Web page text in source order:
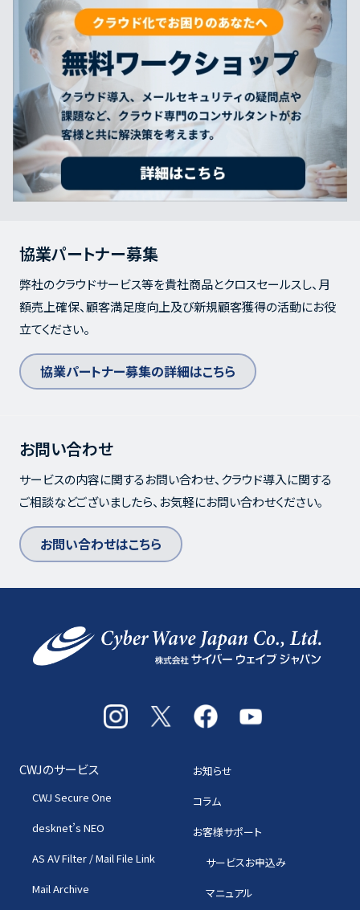
協業パートナー募集
弊社のクラウドサービス等を貴社商品とクロスセールスし、月
額売上確保、顧客満足度向上及び新規顧客獲得の活動にお役
立てください。
協業パートナー募集の詳細はこちら
お問い合わせ
サービスの内容に関するお問い合わせ、クラウド導入に関する
ご相談などございましたら、お気軽にお問い合わせください｡
お問い合わせはこちら
CWJのサービス
CWJ Secure One
desknet’s NEO
AS AV Filter / Mail File Link
Mail Archive
お知らせ
コラム
お客様サポート
サービスお申込み
マニュアル